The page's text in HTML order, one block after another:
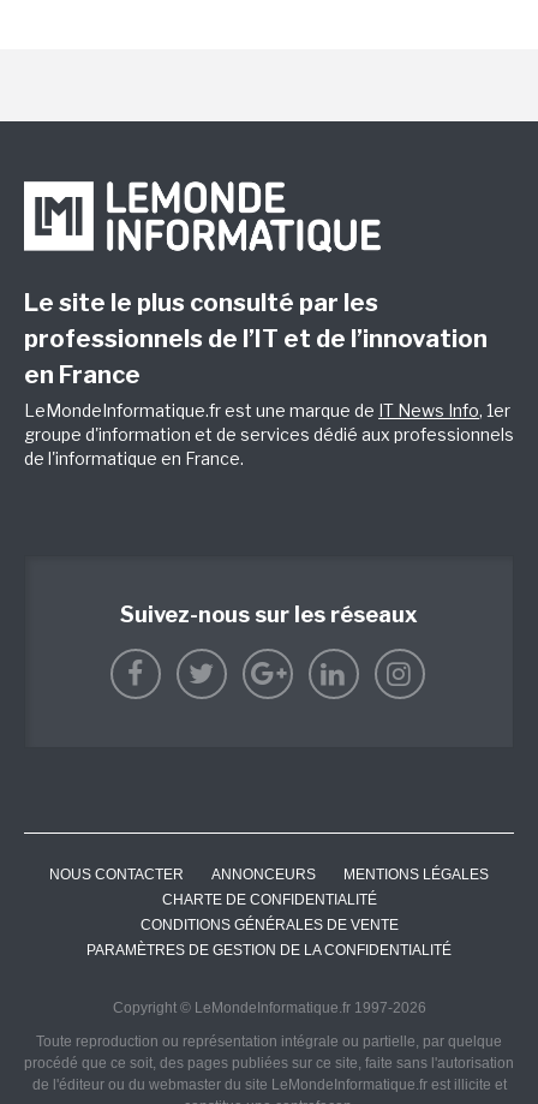
Le site le plus consulté par les
professionnels de l’IT et de l’innovation
en France
LeMondeInformatique.fr est une marque de IT News Info, 1er
groupe d'information et de services dédié aux professionnels
de l'informatique en France.
Suivez-nous sur les réseaux
NOUS CONTACTER ANNONCEURS
MENTIONS LÉGALES
CHARTE DE CONFIDENTIALITÉ
CONDITIONS GÉNÉRALES DE VENTE
PARAMÈTRES DE GESTION DE LA CONFIDENTIALITÉ
Copyright © LeMondeInformatique.fr 1997-2026
Toute reproduction ou représentation intégrale ou partielle, par quelque
procédé que ce soit, des pages publiées sur ce site, faite sans l'autorisation
de l'éditeur ou du webmaster du site LeMondeInformatique.fr est illicite et